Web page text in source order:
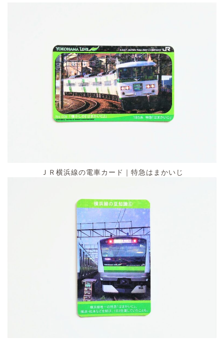
ＪＲ横浜線の電車カード｜特急はまかいじ